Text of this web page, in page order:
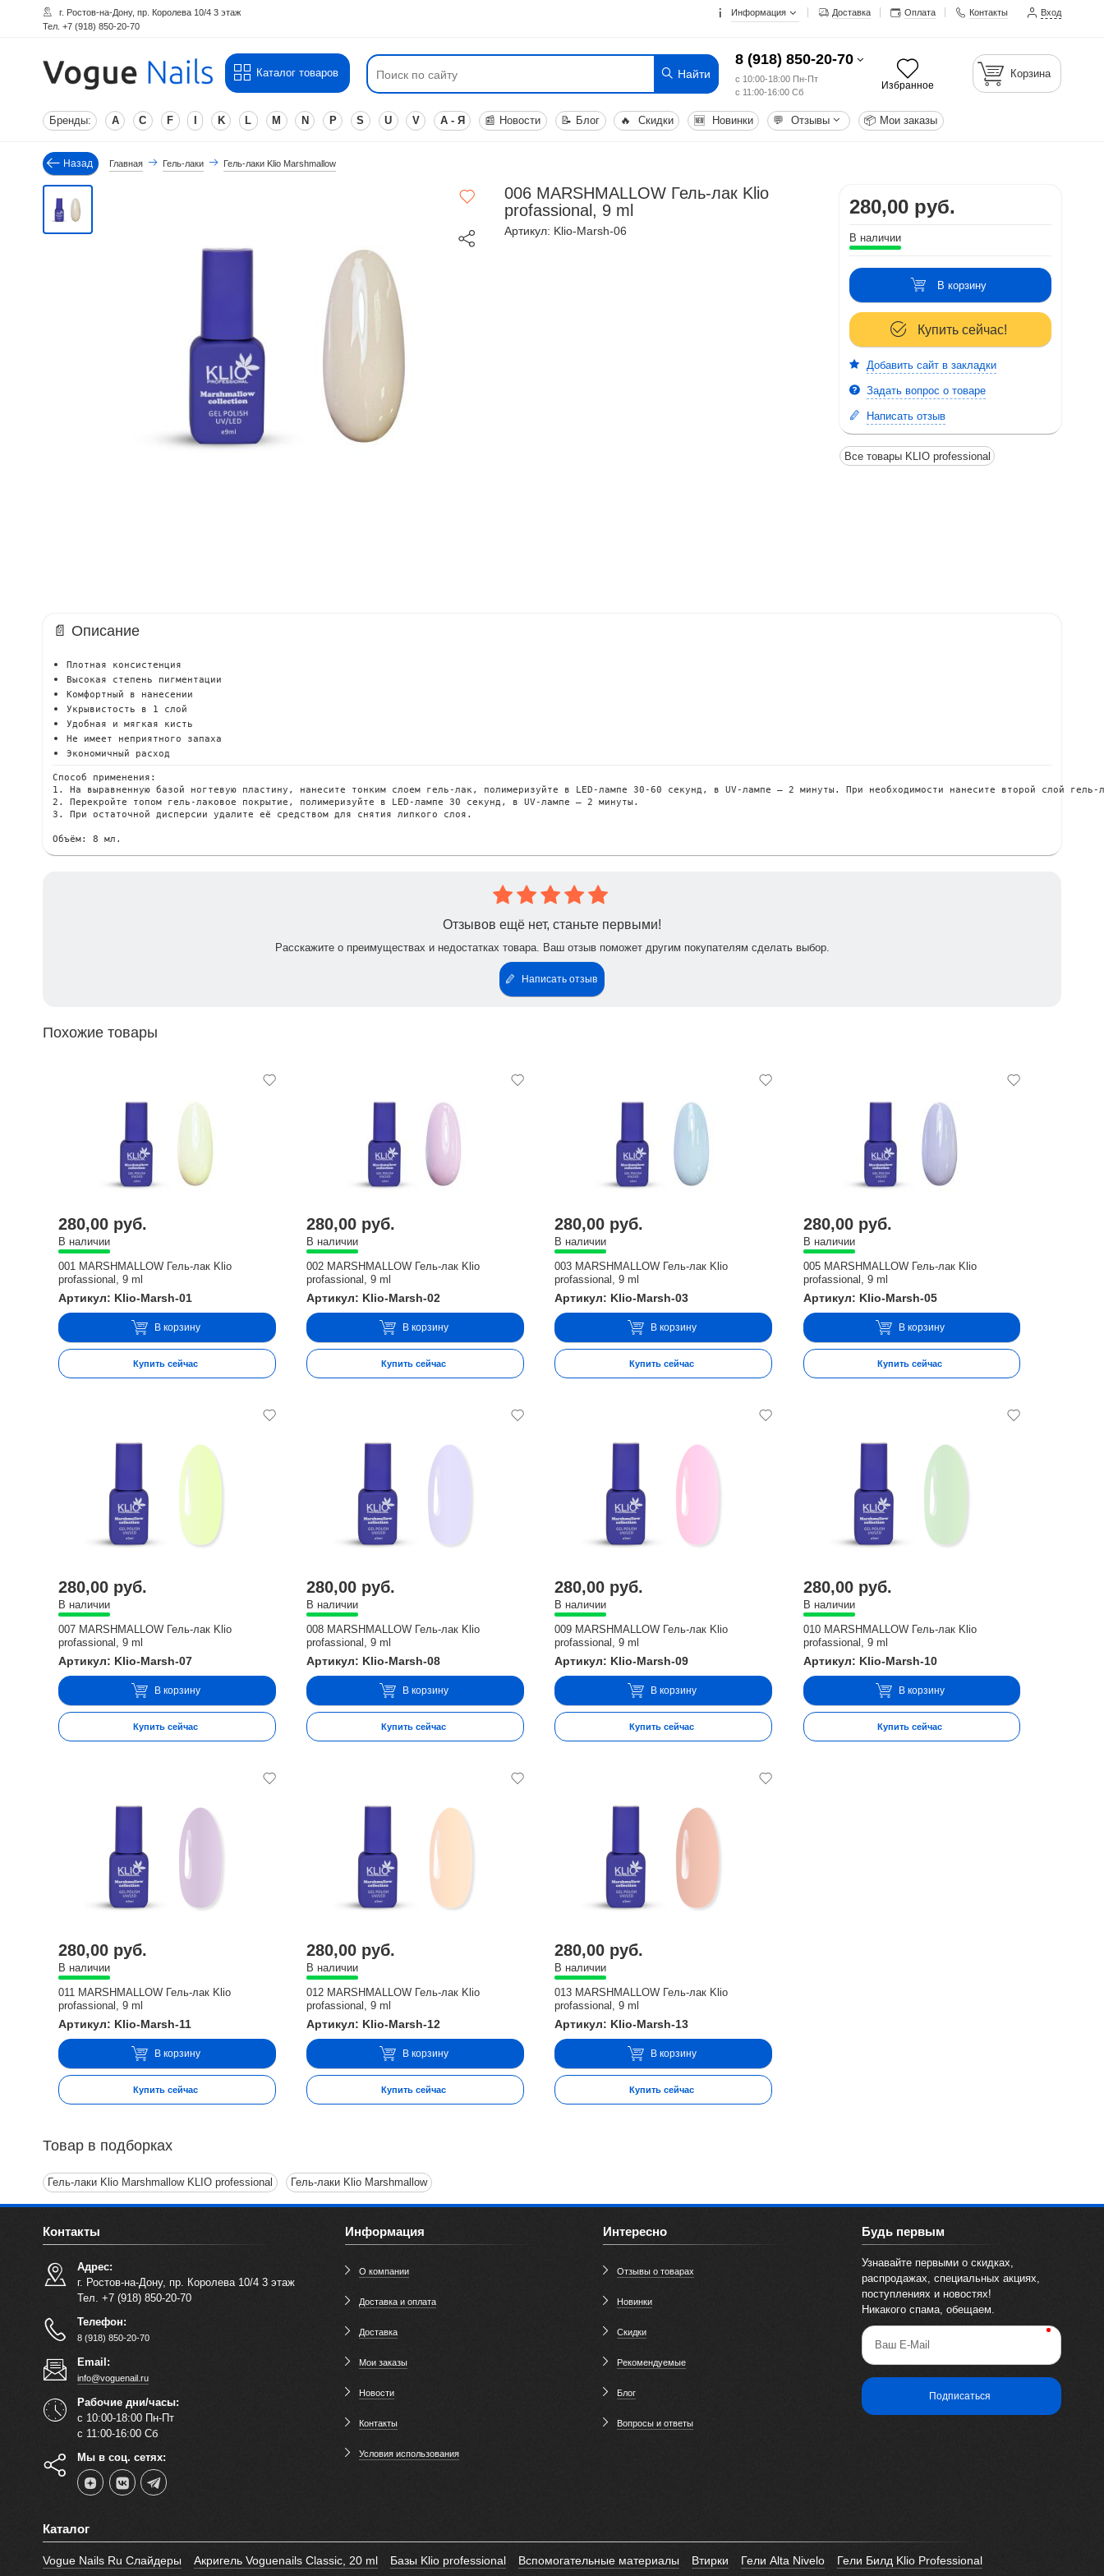
г. Ростов-на-Дону, пр. Королева 10/4 3 этаж
Тел. +7 (918) 850-20-70
Информация Доставка Оплата Контакты Вход
Каталог товаров Найти
8 (918) 850-20-70
с 10:00-18:00 Пн-Пт
с 11:00-16:00 Сб
Избранное
Корзина
Бренды: A C F K L M N P S U V А - Я 📰 Новости 📝 Блог 🔥 Скидки 🆕 Новинки 💬 Отзывы 📦 Мои заказы
Назад Главная Гель-лаки Гель-лаки Klio Marshmallow
006 MARSHMALLOW Гель-лак Klio
profassional, 9 ml
Артикул: Klio-Marsh-06
280,00 руб.
В наличии
В корзину
Купить сейчас!
Добавить сайт в закладки
Задать вопрос о товаре
Написать отзыв
Все товары KLIO professional
📄 Описание
Плотная консистенция
Высокая степень пигментации
Комфортный в нанесении
Укрывистость в 1 слой
Удобная и мягкая кисть
Не имеет неприятного запаха
Экономичный расход
Способ применения:
1. На выравненную базой ногтевую пластину, нанесите тонким слоем гель-лак, полимеризуйте в LED-лампе 30-60 секунд, в UV-лампе – 2 минуты. При необходимости нанесите второй слой
2. Перекройте топом гель-лаковое покрытие, полимеризуйте в LED-лампе 30 секунд, в UV-лампе – 2 минуты.
3. При остаточной дисперсии удалите её средством для снятия липкого слоя.
Объём: 8 мл.
Отзывов ещё нет, станьте первыми!
Расскажите о преимуществах и недостатках товара. Ваш отзыв поможет другим покупателям сделать выбор.
Написать отзыв
Похожие товары
280,00 руб.
В наличии
001 MARSHMALLOW Гель-лак Klio
profassional, 9 ml
Артикул: Klio-Marsh-01
В корзину
Купить сейчас
280,00 руб.
В наличии
002 MARSHMALLOW Гель-лак Klio
profassional, 9 ml
Артикул: Klio-Marsh-02
В корзину
Купить сейчас
280,00 руб.
В наличии
003 MARSHMALLOW Гель-лак Klio
profassional, 9 ml
Артикул: Klio-Marsh-03
В корзину
Купить сейчас
280,00 руб.
В наличии
005 MARSHMALLOW Гель-лак Klio
profassional, 9 ml
Артикул: Klio-Marsh-05
В корзину
Купить сейчас
280,00 руб.
В наличии
007 MARSHMALLOW Гель-лак Klio
profassional, 9 ml
Артикул: Klio-Marsh-07
В корзину
Купить сейчас
280,00 руб.
В наличии
008 MARSHMALLOW Гель-лак Klio
profassional, 9 ml
Артикул: Klio-Marsh-08
В корзину
Купить сейчас
280,00 руб.
В наличии
009 MARSHMALLOW Гель-лак Klio
profassional, 9 ml
Артикул: Klio-Marsh-09
В корзину
Купить сейчас
280,00 руб.
В наличии
010 MARSHMALLOW Гель-лак Klio
profassional, 9 ml
Артикул: Klio-Marsh-10
В корзину
Купить сейчас
280,00 руб.
В наличии
011 MARSHMALLOW Гель-лак Klio
profassional, 9 ml
Артикул: Klio-Marsh-11
В корзину
Купить сейчас
280,00 руб.
В наличии
012 MARSHMALLOW Гель-лак Klio
profassional, 9 ml
Артикул: Klio-Marsh-12
В корзину
Купить сейчас
280,00 руб.
В наличии
013 MARSHMALLOW Гель-лак Klio
profassional, 9 ml
Артикул: Klio-Marsh-13
В корзину
Купить сейчас
Товар в подборках
Гель-лаки Klio Marshmallow KLIO professional Гель-лаки Klio Marshmallow
Контакты
Адрес:
г. Ростов-на-Дону, пр. Королева 10/4 3 этаж
Тел. +7 (918) 850-20-70
Телефон:
8 (918) 850-20-70
Email:
info@voguenail.ru
Рабочие дни/часы:
с 10:00-18:00 Пн-Пт
с 11:00-16:00 Сб
Мы в соц. сетях:
Информация
О компании
Доставка и оплата
Доставка
Мои заказы
Новости
Контакты
Условия использования
Интересно
Отзывы о товарах
Новинки
Скидки
Рекомендуемые
Блог
Вопросы и ответы
Будь первым
Узнавайте первыми о скидках,
распродажах, специальных акциях,
поступлениях и новостях!
Никакого спама, обещаем.
Ваш E-Mail
Подписаться
Каталог
Vogue Nails Ru Слайдеры Акригель Voguenails Classic, 20 ml Базы Klio professional Вспомогательные материалы Втирки Гели Alta Nivelo Гели Билд Klio Professional